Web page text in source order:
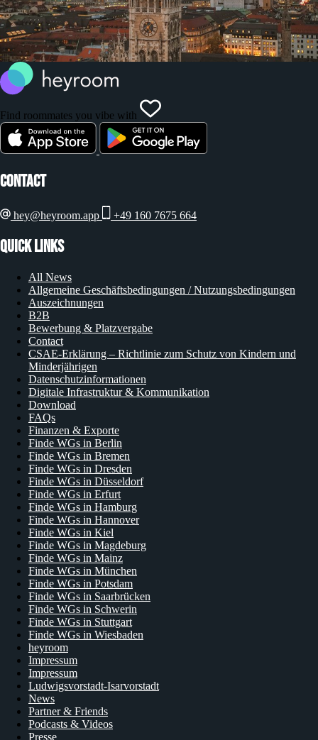
Find roommates you vibe with
Contact
hey@heyroom.app +49 160 7675 664
Quick Links
All News
Allgemeine Geschäftsbedingungen / Nutzungsbedingungen
Auszeichnungen
B2B
Bewerbung & Platzvergabe
Contact
CSAE-Erklärung – Richtlinie zum Schutz von Kindern und
Minderjährigen
Datenschutzinformationen
Digitale Infrastruktur & Kommunikation
Download
FAQs
Finanzen & Exporte
Finde WGs in Berlin
Finde WGs in Bremen
Finde WGs in Dresden
Finde WGs in Düsseldorf
Finde WGs in Erfurt
Finde WGs in Hamburg
Finde WGs in Hannover
Finde WGs in Kiel
Finde WGs in Magdeburg
Finde WGs in Mainz
Finde WGs in München
Finde WGs in Potsdam
Finde WGs in Saarbrücken
Finde WGs in Schwerin
Finde WGs in Stuttgart
Finde WGs in Wiesbaden
heyroom
Impressum
Impressum
Ludwigsvorstadt-Isarvorstadt
News
Partner & Friends
Podcasts & Videos
Presse